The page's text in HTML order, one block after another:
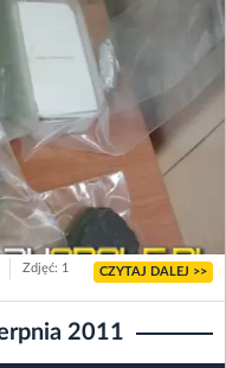
Zdjęć: 1 CZYTAJ DALEJ >>
2011